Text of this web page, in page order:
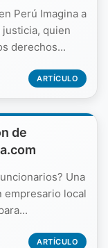
Perú Imagina a
justicia, quien
derechos...
ARTÍCULO
de
Una
empresario local
ARTÍCULO